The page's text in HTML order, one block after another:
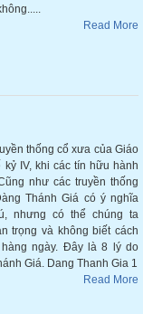
Read More
thống cổ xưa của Giáo
IV, khi các tín hữu hành
như các truyền thống
Thánh Giá có ý nghĩa
nhưng có thể chúng ta
trọng và không biết cách
ngày. Đây là 8 lý do
Giá. Dang Thanh Gia 1
Read More